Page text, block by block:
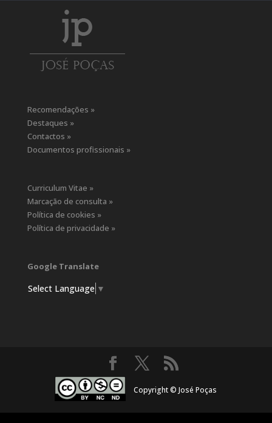
Recomendações »
Destaques »
Contactos »
Documentos profissionais »
Curriculum Vitae »
Marcação de consulta »
Política de cookies »
Política de privacidade »
Google Translate
Select Language ▼
Copyright © José Poças